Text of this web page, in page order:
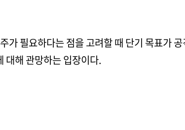
필요하다는 점을 고려할 때 단기 목표가
대해 관망하는 입장이다.